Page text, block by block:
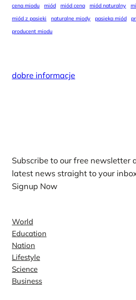
cena miodu miód miód cena miód naturalny
miód z pasieki
naturalne miody pasieka miód
producent miodu
dobre informacje
Subscribe to our free newsletter
latest news straight to your
Signup Now
World
Education
Nation
Lifestyle
Science
Business